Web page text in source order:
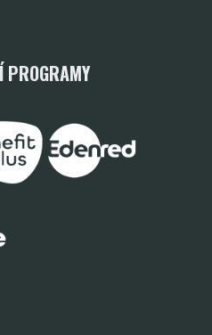
PROGRAMY